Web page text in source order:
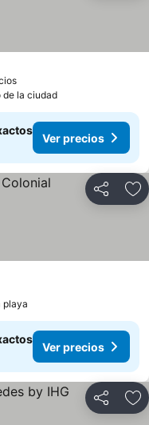
de la ciudad
Ver precios
Compartir
playa
Ver precios
Compartir